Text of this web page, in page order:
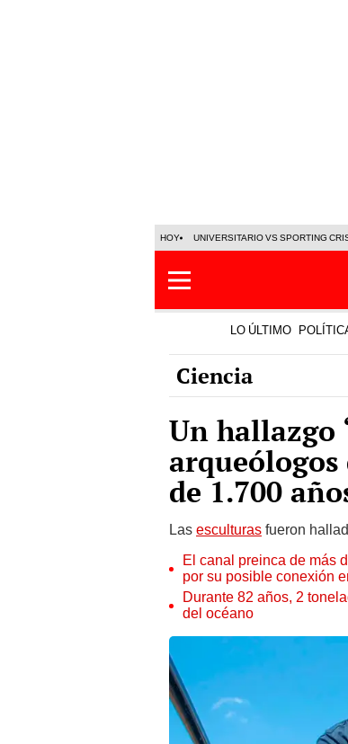
HOY UNIVERSITARIO VS SPORTING
LO ÚLTIMO
Ciencia
Un hallazgo
arqueólogos
de 1.700
Las esculturas fueron
El canal preinca de más
por su posible conexión
Durante 82 años, 2
del océano